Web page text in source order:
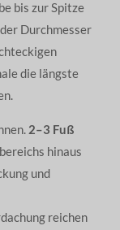
bis zur Spitze
Durchmesser
die längste
2–3 Fuß
hinaus
und
reichen